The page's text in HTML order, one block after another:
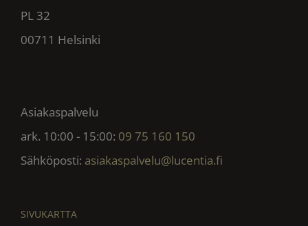
PL 32
00711 Helsinki
Asiakaspalvelu
ark. 10:00 - 15:00: 09 75 160 150
Sähköposti: asiakaspalvelu@lucentia.fi
SIVUKARTTA